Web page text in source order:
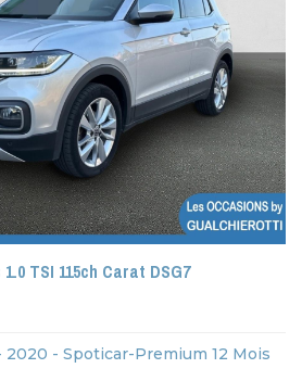
TSI 115ch Carat DSG7
2020 - Spoticar-Premium 12 Mois